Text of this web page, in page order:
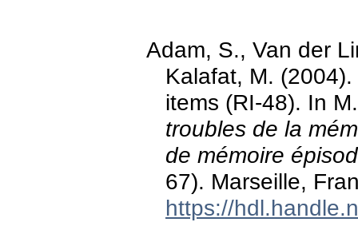
Adam, S., Van der
Kalafat, M.
items (RI-48). In
troubles de la
de mémoire
67). Marseille,
https://